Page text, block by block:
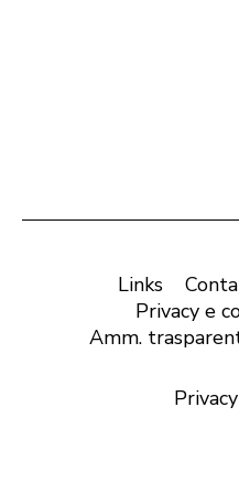
Links
Privacy e
Amm.